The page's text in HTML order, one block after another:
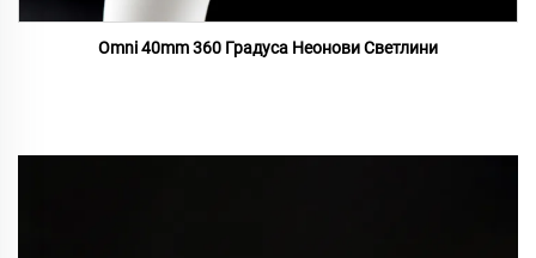
Omni 40mm 360 Градуса Неонови Светлини